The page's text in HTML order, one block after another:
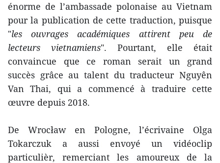
énorme de l’ambassade polonaise au Vietnam
pour la publication de cette traduction, puisque
"les ouvrages académiques attirent peu de
lecteurs vietnamiens". Pourtant, elle était
convaincue que ce roman serait un grand
succès grâce au talent du traducteur Nguyên
Van Thai, qui a commencé à traduire cette
œuvre depuis 2018.
De Wrocław en Pologne, l’écrivaine Olga
Tokarczuk a aussi envoyé un vidéoclip
particulièr, remerciant les amoureux de la